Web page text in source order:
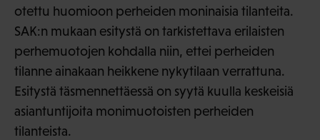
otettu huomioon perheiden moninaisia tilanteita.
SAK:n mukaan esitystä on tarkistettava erilaisten
perhemuotojen kohdalla niin, ettei perheiden
tilanne ainakaan heikkene nykytilaan verrattuna.
Esitystä täsmennettäessä on syytä kuulla keskeisiä
asiantuntijoita monimuotoisten perheiden
tilanteista.